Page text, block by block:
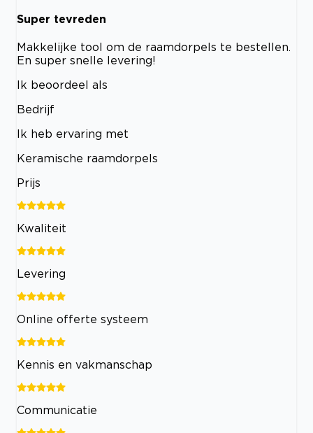
Super tevreden
Makkelijke tool om de raamdorpels te bestellen.
En super snelle levering!
Ik beoordeel als
Bedrijf
Ik heb ervaring met
Keramische raamdorpels
Prijs
Kwaliteit
Levering
Online offerte systeem
Kennis en vakmanschap
Communicatie